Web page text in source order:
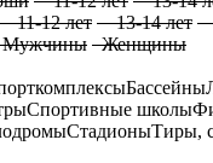
12 лет 13-14 лет
Женщины
Бассейны
Спортивные школы
СтадионыТиры,